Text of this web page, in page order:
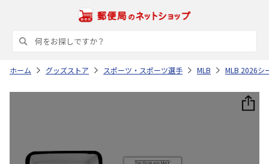
ホーム グッズストア スポーツ・スポーツ選手 MLB MLB 2026シ